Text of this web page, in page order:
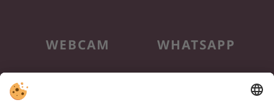
WEBCAM WHATSAPP